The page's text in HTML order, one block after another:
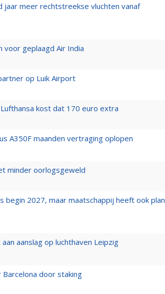
jaar meer rechtstreekse vluchten vanaf
voor geplaagd Air India
op Luik Airport
kost dat 170 euro extra
A350F maanden vertraging oplopen
minder oorlogsgeweld
begin 2027, maar maatschappij heeft ook plan
aanslag op luchthaven Leipzig
door staking